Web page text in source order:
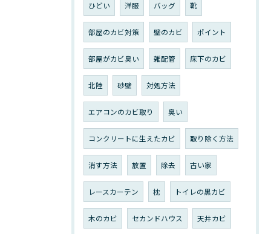
ひどい 洋服 バッグ 靴
部屋のカビ対策 壁のカビ ポイント
部屋がカビ臭い 雑配管 床下のカビ
北陸 砂壁 対処方法
エアコンのカビ取り 臭い
コンクリートに生えたカビ 取り除く方法
消す方法 放置 除去 古い家
レースカーテン 枕 トイレの黒カビ
木のカビ セカンドハウス 天井カビ